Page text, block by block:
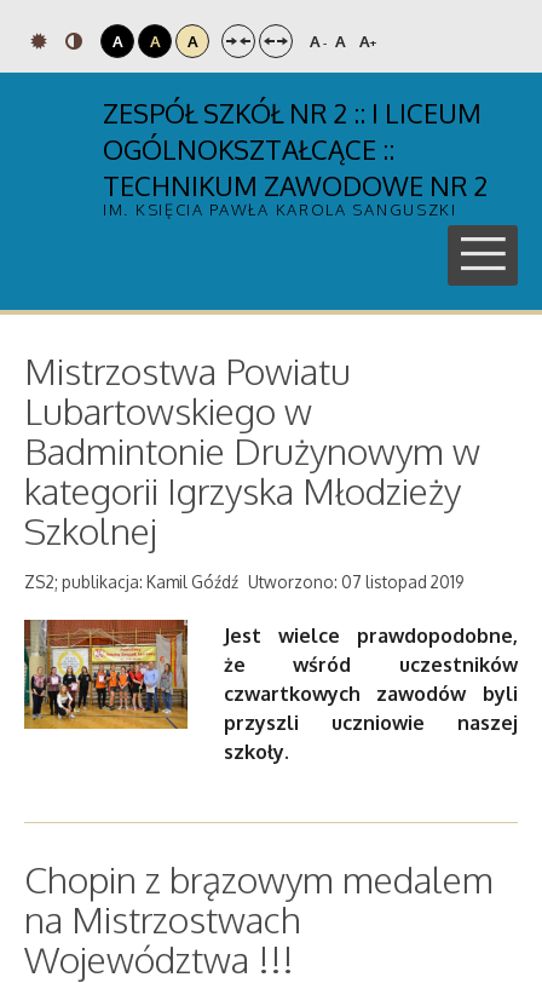
A A A A- A A+
ZESPÓŁ SZKÓŁ NR 2 :: I LICEUM
OGÓLNOKSZTAŁCĄCE ::
TECHNIKUM ZAWODOWE NR 2
IM. KSIĘCIA PAWŁA KAROLA SANGUSZKI
Mistrzostwa Powiatu
Lubartowskiego w
Badmintonie Drużynowym w
kategorii Igrzyska Młodzieży
Szkolnej
ZS2; publikacja: Kamil Góźdź Utworzono: 07 listopad 2019
Jest wielce prawdopodobne,
że wśród uczestników
czwartkowych zawodów byli
przyszli uczniowie naszej
szkoły.
Chopin z brązowym medalem
na Mistrzostwach
Województwa !!!